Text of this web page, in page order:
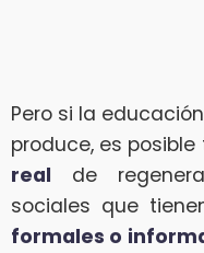
Pero si la
produce, es
real de
sociales que
formales o